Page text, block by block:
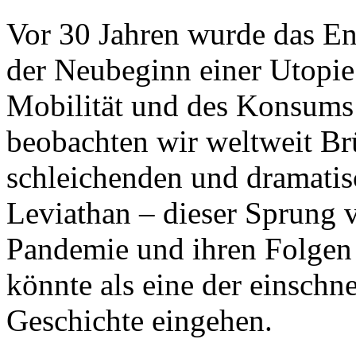
Vor 30 Jahren wurde das
der Neubeginn einer
Mobilität und des
beobachten wir weltweit
schleichenden und
Leviathan – dieser Sprung
Pandemie und ihren
könnte als eine der
Geschichte eingehen.